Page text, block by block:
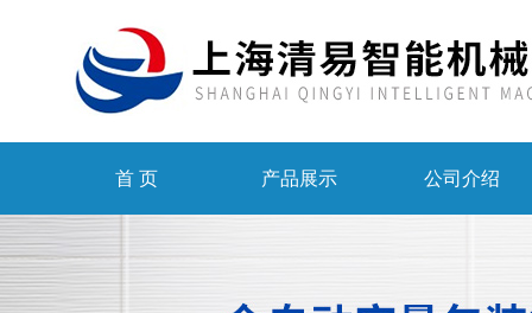
首 页 产品展示 公司介绍